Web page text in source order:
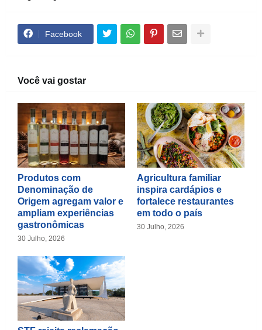
Facebook
Você vai gostar
Produtos com
Denominação de
Origem agregam valor e
ampliam experiências
gastronômicas
30 Julho, 2026
Agricultura familiar
inspira cardápios e
fortalece restaurantes
em todo o país
30 Julho, 2026